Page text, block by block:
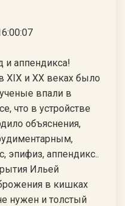
и аппендикса!
ХIХ и ХХ веках было
впали в
что в устройстве
объяснения,
эпифиз, аппендикс..
Ильей
в кишках
нужен и толстый